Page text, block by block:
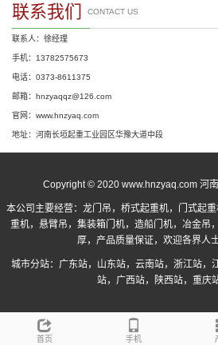
联系我们 CONTACT US
联系人：徐经理
手机：13782575673
电话：0373-8611375
邮箱：hnzyaqqz@126.com
官网：www.hnzyaq.com
地址：河南长垣起重工业园区华豫大道中段
首页 手机
Copyright © 2020 www.hnzyaq.com 河
本公司主要经营： 龙门吊 ， 桥式起重机， 门式起
重机，悬臂吊，集装箱门机，造船门机，冶金吊
厚，产品质量保证，欢迎各界人
城市分站： 广东站， 山东站， 云南站， 浙江站，
站， 广西站， 陕西站， 重庆